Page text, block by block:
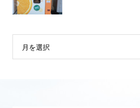
月を選択